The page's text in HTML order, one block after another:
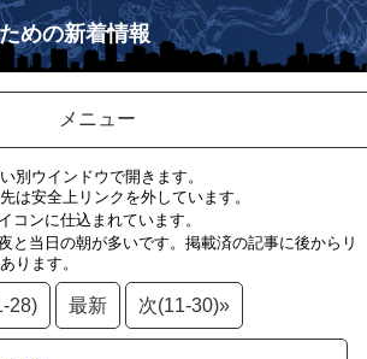
めの新着情報
メニュー
別ウインドウで開きます。
は安全上リンクを外しています。
コンに仕込まれています。
と当日の朝が多いです。掲載済の記事に後からリ
ります。
28) 最新 次(11-30)»